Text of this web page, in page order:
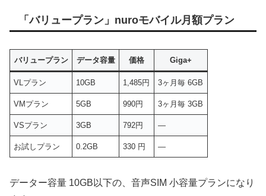
「バリュープラン」nuroモバイル月額プラン
バリュープラン データ容量 価格 Giga+
VLプラン 10GB 1,485円 3ヶ月毎 6GB
VMプラン 5GB 990円 3ヶ月毎 3GB
VSプラン 3GB 792円 ―
お試しプラン 0.2GB 330 円 ―
データー容量 10GB以下の、音声SIM 小容量プランになり